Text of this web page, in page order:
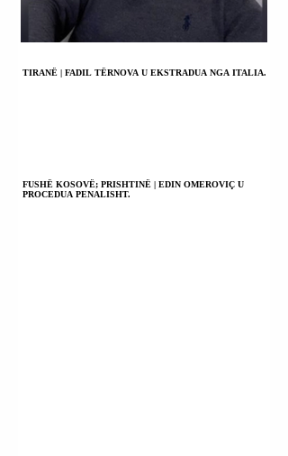
TIRANË | FADIL TËRNOVA U EKSTRADUA NGA ITALIA.
FUSHË KOSOVË; PRISHTINË | EDIN OMEROVIÇ U
PROCEDUA PENALISHT.